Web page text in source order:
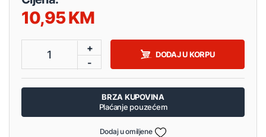
10,95
1
+
-
DODAJ U KORPU
BRZA KUPOVINA
Plaćanje pouzećem
Dodaj u omiljene